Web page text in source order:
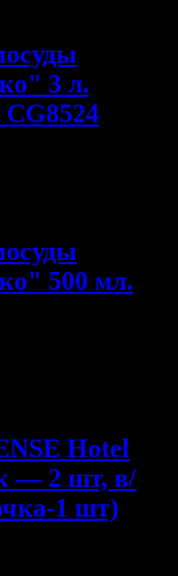
3 л.
500 мл.
Hotel
— 2 шт, в/
1 шт)